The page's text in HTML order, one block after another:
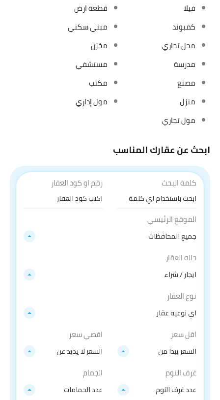
فيلا
قطعة ارض
كمبوند
مبني سكني
محل تجاري
مخزن
مدرسة
مستشفي
مصنع
مكتب
منزل
مول إداري
مول تجاري
ابحث عن عقارك المناسب
كلمة البحث رقم او كود العقار
الموقع الرئيسي
جميع المحافظات
حاله العقار
ايجار / شراء
نوع العقار
اي نوعيه عقار
اقل سعر
السعر يبدا من
اقصي سعر
السعر لا يذيد عن
غرف النوم
عدد غرف النوم
الجمام
عدد الحمامات